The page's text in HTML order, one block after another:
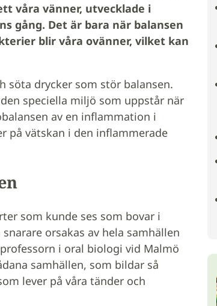
våra vänner, utvecklade i
gång. Det är bara när balansen
blir våra ovänner, vilket kan
söta drycker som stör balansen.
speciella miljö som uppstår när
av en inflammation i
på vätskan i den inflammerade
som kunde ses som bovar i
orsakas av hela samhällen
i oral biologi vid Malmö
samhällen, som bildar så
lever på våra tänder och